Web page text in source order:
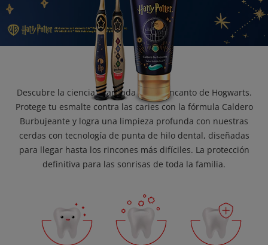
Descubre la ciencia avanzada con el encanto de Hogwarts.
Protege tu esmalte contra las caries con la fórmula Caldero
Burbujeante y logra una limpieza profunda con nuestras
cerdas con tecnología de punta de hilo dental, diseñadas
para llegar hasta los rincones más difíciles. La protección
definitiva para las sonrisas de toda la familia.